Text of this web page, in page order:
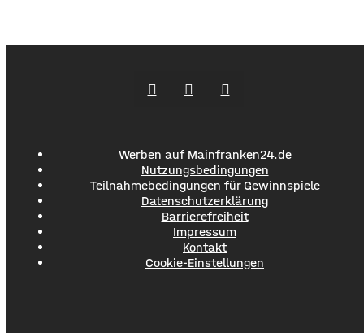
Werben auf Mainfranken24.de
Nutzungsbedingungen
Teilnahmebedingungen für Gewinnspiele
Datenschutzerklärung
Barrierefreiheit
Impressum
Kontakt
Cookie-Einstellungen